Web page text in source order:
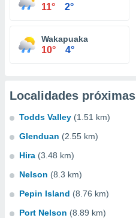
11° 2°
Wakapuaka
10° 4°
Localidades próximas
Todds Valley (1.51 km)
Glenduan (2.55 km)
Hira (3.48 km)
Nelson (8.3 km)
Pepin Island (8.76 km)
Port Nelson (8.89 km)